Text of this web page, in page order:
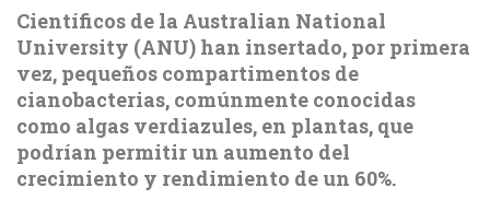
Científicos de la Australian National
University (ANU) han insertado, por primera
vez, pequeños compartimentos de
cianobacterias, comúnmente conocidas
como algas verdiazules, en plantas, que
podrían permitir un aumento del
crecimiento y rendimiento de un 60%.